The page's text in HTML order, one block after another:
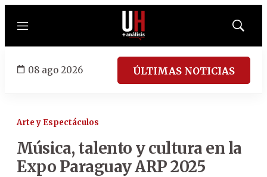
Menú
Mostrar
08 ago 2026 ÚLTIMAS NOTICIAS
Arte y Espectáculos
Música, talento y cultura en la
Expo Paraguay ARP 2025